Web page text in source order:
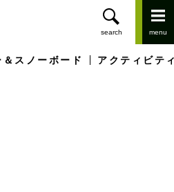
＆スノーボード アクティビテ